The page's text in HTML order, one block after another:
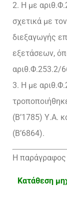
2. Η με
σχετικά με
διεξαγωγής
εξετάσεων,
αριθ.Φ.253.2/
3. Η με
(Β’1785) Υ.Α.
(Β’6864).
Η παράγραφος
Κατάθεση